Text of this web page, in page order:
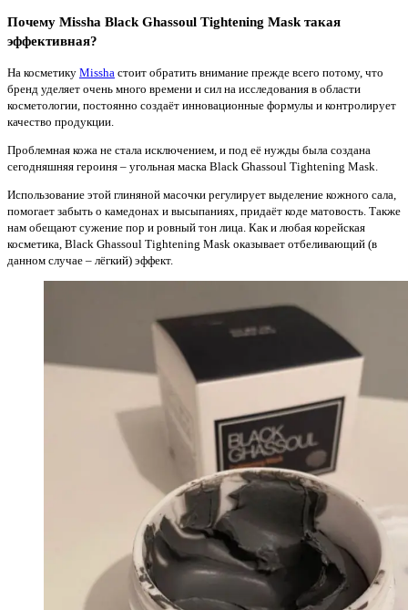
Почему Missha Black Ghassoul Tightening Mask такая
эффективная?
На косметику Missha стоит обратить внимание прежде всего потому, что
бренд уделяет очень много времени и сил на исследования в области
косметологии, постоянно создаёт инновационные формулы и контролирует
качество продукции.
Проблемная кожа не стала исключением, и под её нужды была создана
сегодняшняя героиня – угольная маска Black Ghassoul Tightening Mask.
Использование этой глиняной масочки регулирует выделение кожного сала,
помогает забыть о камедонах и высыпаниях, придаёт коде матовость. Также
нам обещают сужение пор и ровный тон лица. Как и любая корейская
косметика, Black Ghassoul Tightening Mask оказывает отбеливающий (в
данном случае – лёгкий) эффект.